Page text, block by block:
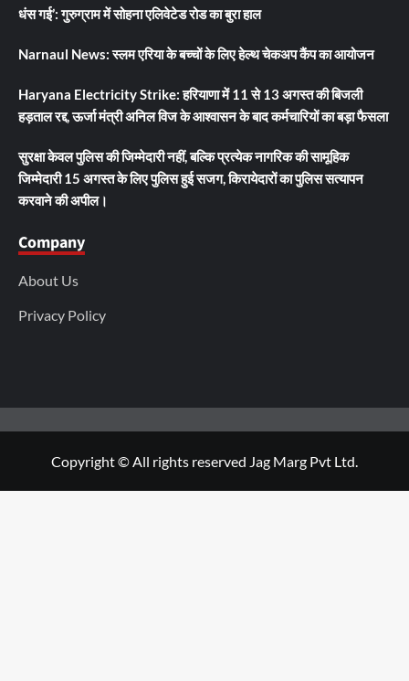
धंस गई’: गुरुग्राम में सोहना एलिवेटेड रोड का बुरा हाल
Narnaul News: स्लम एरिया के बच्चों के लिए हेल्थ चेकअप कैंप का आयोजन
Haryana Electricity Strike: हरियाणा में 11 से 13 अगस्त की बिजली
हड़ताल रद्द, ऊर्जा मंत्री अनिल विज के आश्वासन के बाद कर्मचारियों का बड़ा फैसला
सुरक्षा केवल पुलिस की जिम्मेदारी नहीं, बल्कि प्रत्येक नागरिक की सामूहिक
जिम्मेदारी 15 अगस्त के लिए पुलिस हुई सजग, किरायेदारों का पुलिस सत्यापन
करवाने की अपील।
Company
About Us
Privacy Policy
Copyright © All rights reserved Jag Marg Pvt Ltd.